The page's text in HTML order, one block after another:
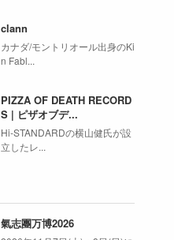
clann
カナダ/モントリオール出身のKi
n Fabl...
PIZZA OF DEATH RECORD
S | ピザオブデ...
Hi-STANDARDの横山健氏が設
立したレ...
氣志團万博2026